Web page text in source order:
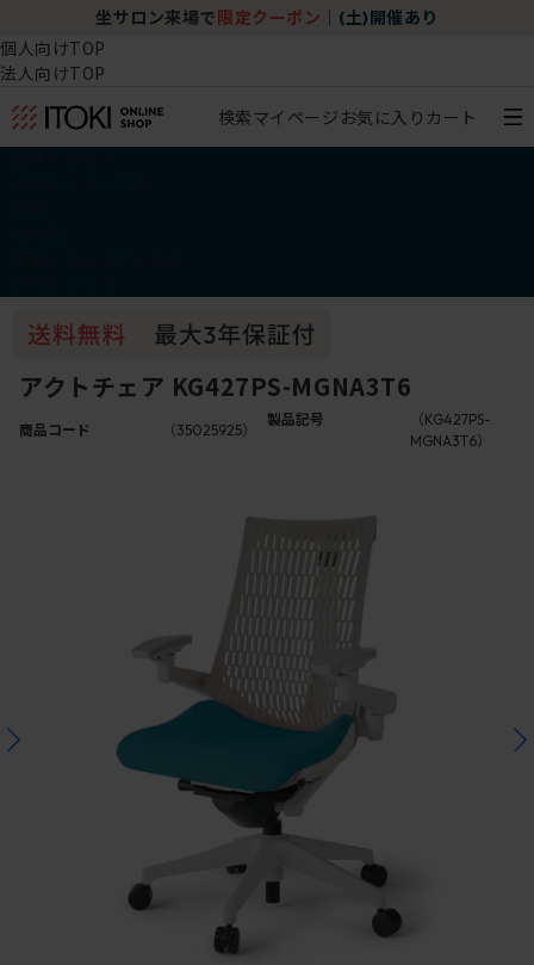
坐サロン来場で 限定クーポン (土)開催あり
個人向けTOP
法人向けTOP
検索マイページ お気に入り カート
アクトチェア KG427PS-MGNA3T6
商品コード （35025925）
製品記号
（KG427PS-
MGNA3T6）